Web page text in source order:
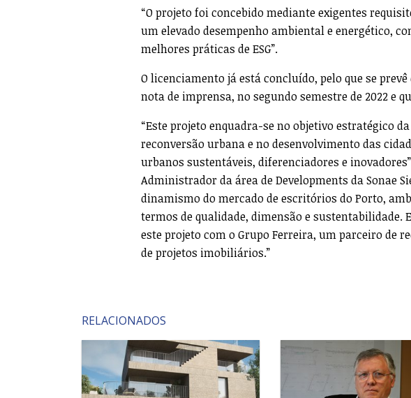
“O projeto foi concebido mediante exigentes
um elevado desempenho ambiental e energético,
melhores práticas de ESG”.
O licenciamento já está concluído, pelo que se
nota de imprensa, no segundo semestre de 2022 e
“Este projeto enquadra-se no objetivo estratégico
reconversão urbana e no desenvolvimento das
urbanos sustentáveis, diferenciadores e
Administrador da área de Developments da Sonae
dinamismo do mercado de escritórios do Porto,
termos de qualidade, dimensão e
este projeto com o Grupo Ferreira, um parceiro de
de projetos imobiliários.”
RELACIONADOS